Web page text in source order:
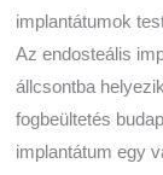
implantátumok
Az endosteális
állcsontba
fogbeültetés
implantátum egy